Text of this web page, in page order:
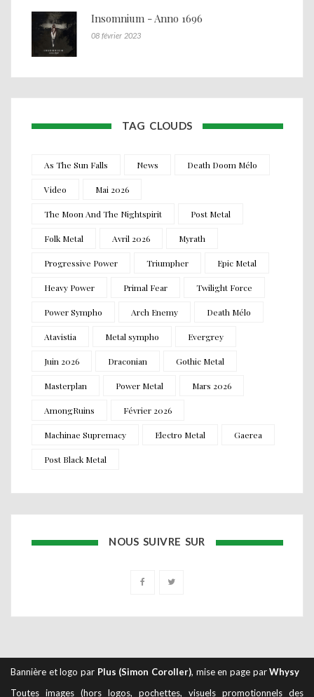
Insomnium - Anno 1696
08 février 2023
TAG CLOUDS
As The Sun Falls News Death Doom Mélo
Video Mai 2026
The Moon And The Nightspirit Post Metal
Folk Metal Avril 2026 Myrath
Progressive Power Triumpher Epic Metal
Heavy Power Primal Fear Twilight Force
Power Sympho Arch Enemy Death Mélo
Atavistia Metal sympho Evergrey
Juin 2026 Draconian Gothic Metal
Masterplan Power Metal Mars 2026
AmongRuins Février 2026
Machinae Supremacy Electro Metal Gaerea
Post Black Metal
NOUS SUIVRE SUR
Bannière et logo par Plus (Simon Coroller), mise en page parWhysy
Toutes images (hors logos, pochettes, visuels promotionnels des